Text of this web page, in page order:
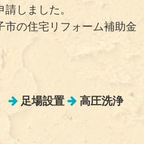
しました。
市の住宅リフォーム補助金
足場設置
高圧洗浄